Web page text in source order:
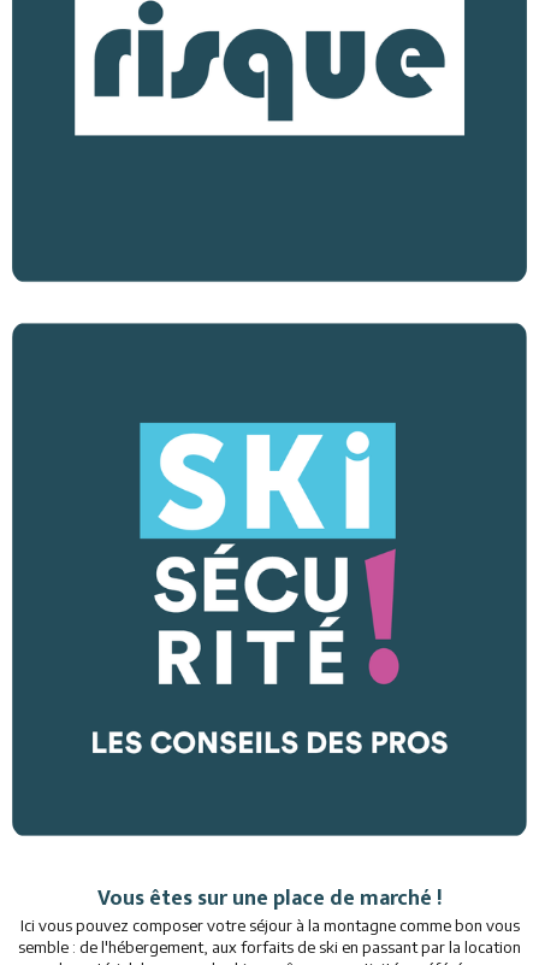
Vous êtes sur une place de marché !
Ici vous pouvez composer votre séjour à la montagne comme bon vous
semble : de l'hébergement, aux forfaits de ski en passant par la location